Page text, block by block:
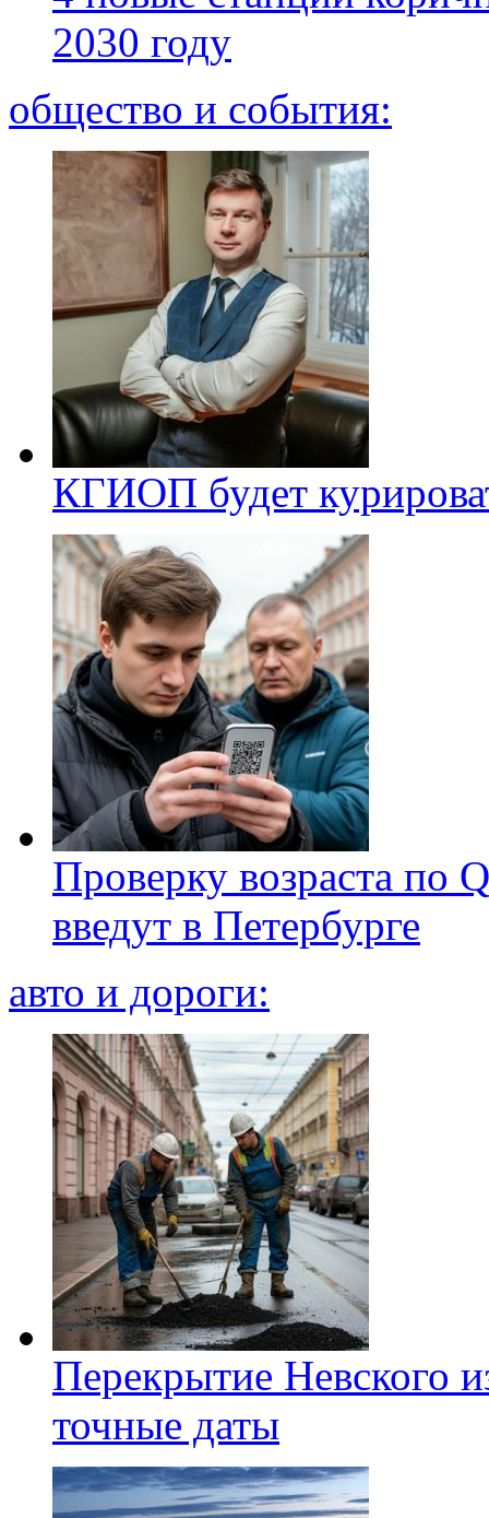
2030 году
общество и события:
КГИОП будет
Проверку возраста по
введут в Петербурге
авто и дороги:
Перекрытие Невского
точные даты